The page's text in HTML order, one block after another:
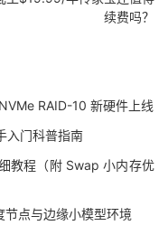
续费吗？
RAID-10 新硬件上线
入门科普指南
教程（附 Swap 小内存优
点与边缘小模型环境